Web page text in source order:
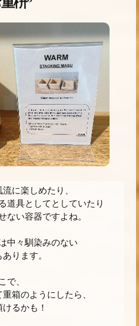
に楽しめたり、
道具としてとしていたり
ない容器ですよね。
中々馴染みのない
ります。
で、
箱のようにしたら、
るかも！